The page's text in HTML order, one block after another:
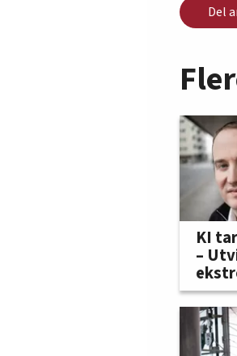
Del
KI
–